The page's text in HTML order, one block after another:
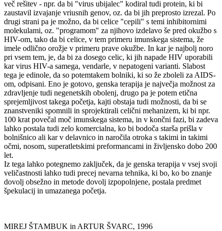
več rešitev - npr. da bi "virus ubijalec" kodiral tudi protein, ki bi
zaustavil izvajanje vriusnih genov, oz. da bi jih preprosto izrezal. Po
drugi strani pa je možno, da bi celice "cepili" s temi inhibitornimi
molekulami, oz. "programom" za njihovo izdelavo še pred okužbo s
HIV-om, tako da bi celice, v tem primeru imunskega sistema, že
imele odlično orožje v primeru prave okužbe. In kar je najbolj noro
pri vsem tem, je, da bi za dosego celic, ki jih napade HIV uporabili
kar virus HIV-a samega, vendarle, v nepatogeni varianti. Slabost
tega je edinole, da so potemtakem bolniki, ki so že zboleli za AIDS-
om, odpisani. Eno je gotovo, genska terapija je največja možnost za
zdravljenje tudi negenetskih obolenj, drugo pa je potem etična
sprejemljivost takega početja, kajti obstaja tudi možnosti, da bi se
znanstveniki spomnili in sprojektirali celični mehanizem, ki bi npr.
100 krat povečal moč imunskega sistema, in v končni fazi, bi zadeva
lahko postala tudi zelo komercialna, ko bi bodoča starša prišla v
bolnišnico ali kar v delavnico in naročila otroka s takimi in takimi
očmi, nosom, superatletskimi preformancami in življensko dobo 200
let.
Iz tega lahko potegnemo zaključek, da je genska terapija v vsej svoji
veličastnosti lahko tudi precej nevarna tehnika, ki bo, ko bo znanje
dovolj obsežno in metode dovolj izpopolnjene, postala predmet
špekulacij in umazanega početja.
MIREJ ŠTAMBUK in ARTUR ŠVARC, 1996